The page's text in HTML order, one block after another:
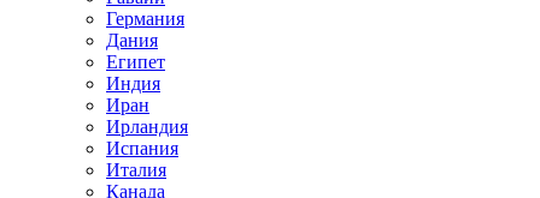
Германия
Дания
Египет
Индия
Иран
Ирландия
Испания
Италия
Канада